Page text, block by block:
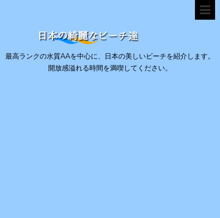
最高ランクの水質AAを中心に、日本の美しいビーチを紹介します。
開放感溢れる時間を満喫してください。